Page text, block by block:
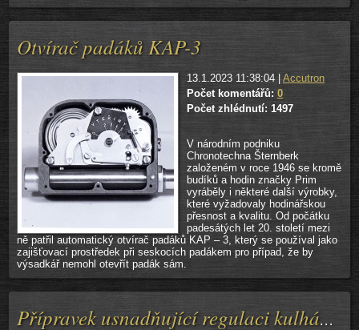
Otvírač padáků KAP-3
13.1.2023 11:38:04 | Accutron
Počet komentářů: 0
Počet zhlédnutí: 1497
V národním podniku
Chronotechna Šternberk
založeném v roce 1946 se kromě
budíků a hodin značky Prim
vyráběly i některé další výrobky,
které vyžadovaly hodinářskou
přesnost a kvalitu. Od počátku
padesátých let 20. století mezi
ně patřil automatický otvírač padáků KAP – 3, který se používal jako
zajišťovací prostředek při seskocích padákem pro případ, že by
výsadkář nemohl otevřít padák sám.
Přípravek usnadňující regulaci kulhání setrvačky